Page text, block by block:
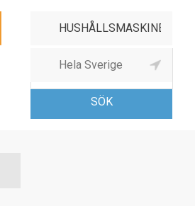
Hushållsmaskiner & -